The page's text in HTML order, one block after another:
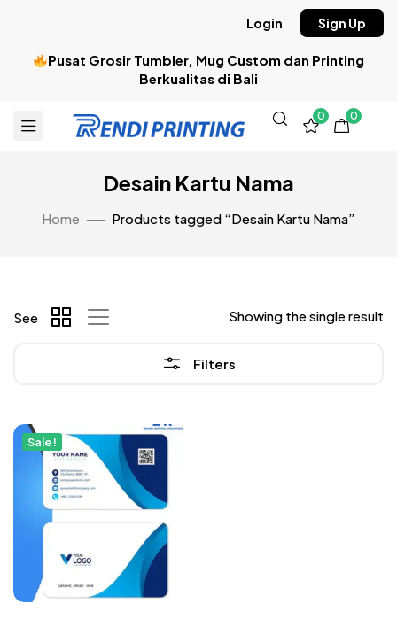
Pusat Grosir Tumbler, Mug Custom dan Printing
Berkualitas di Bali
Login Sign Up
0 0
Desain Kartu Nama
Home Products tagged “Desain Kartu Nama”
Filters
Showing the single result
See
Sale!